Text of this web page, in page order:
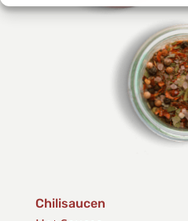
Chilisaucen